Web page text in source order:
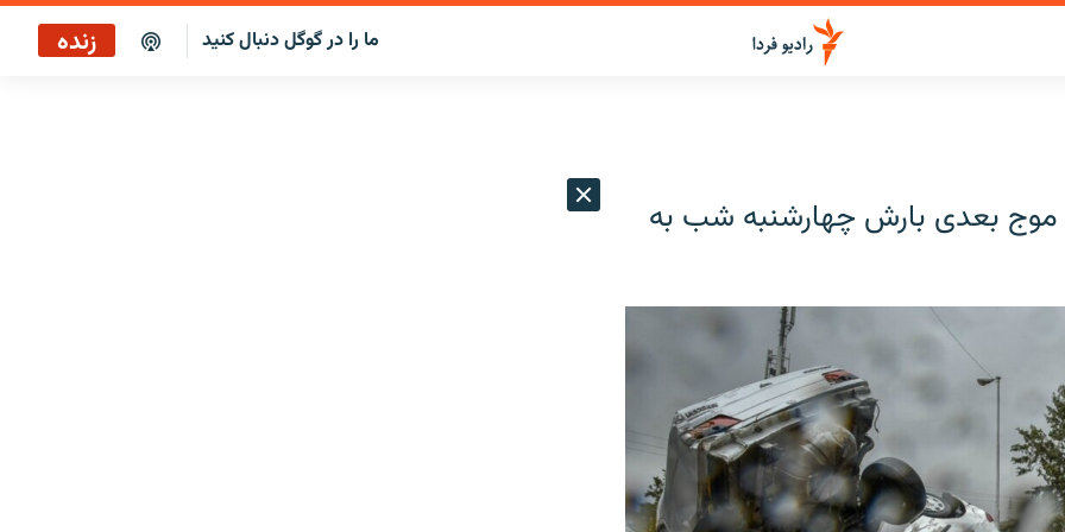
ما را در گوگل دنبال کنید زنده
سیلاب در «۹ استان»؛ موج بعدی بارش چهارشنبه شب به